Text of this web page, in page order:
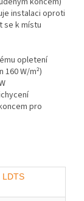
instalaci oproti
se k místu
opletení
W/m²)
pro
LDTS